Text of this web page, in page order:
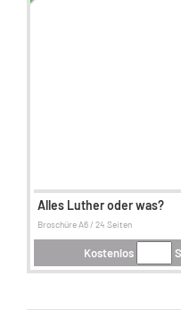
Alles Luther oder was?
Broschüre A6 / 24 Seiten
Kostenlos